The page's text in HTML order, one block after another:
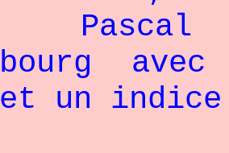
Pascal
un indice